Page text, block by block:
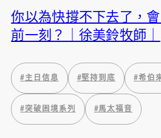
你以為快撐不下去了，
前一刻？｜徐美鈴牧師｜
#主日信息 #堅持到底 #希伯
#突破困境系列 #馬太福音